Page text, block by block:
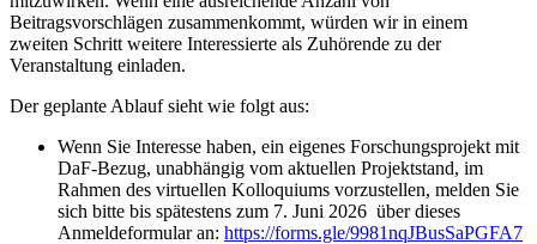
Beitragsvorschlägen zusammenkommt, würden wir in einem
zweiten Schritt weitere Interessierte als Zuhörende zu der
Veranstaltung einladen.
Der geplante Ablauf sieht wie folgt aus:
Wenn Sie Interesse haben, ein eigenes Forschungsprojekt mit
DaF-Bezug, unabhängig vom aktuellen Projektstand, im
Rahmen des virtuellen Kolloquiums vorzustellen, melden Sie
sich bitte bis spätestens zum 7. Juni 2026 über dieses
Anmeldeformular an: https://forms.gle/9981nqJBusSaPGFA7